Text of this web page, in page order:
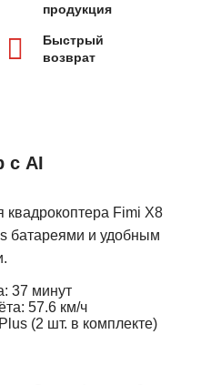
продукция
Быстрый
возврат
с AI
квадрокоптера Fimi X8
батареями и удобным
37 минут
57.6 км/ч
(2 шт. в комплекте)